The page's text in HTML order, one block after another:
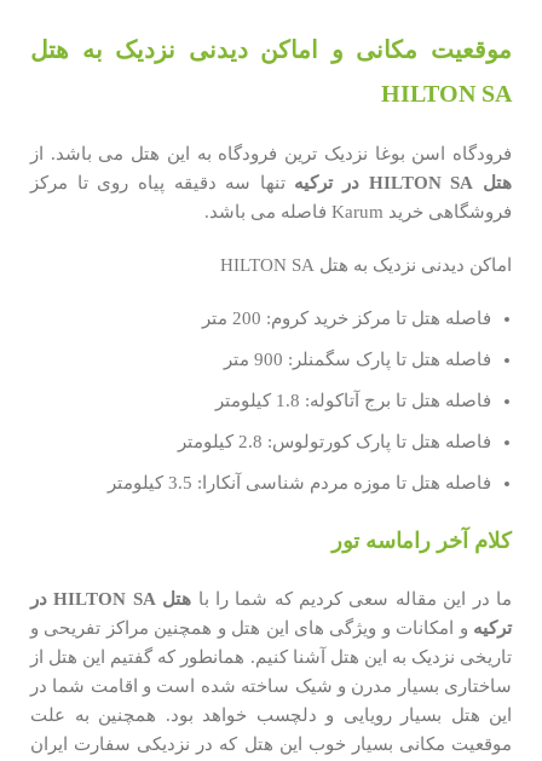
موقعیت مکانی و اماکن دیدنی نزدیک به هتل
HILTON SA
فرودگاه اسن بوغا نزدیک ترین فرودگاه به این هتل می باشد. از
هتل HILTON SA در ترکیه تنها سه دقیقه پیاه روی تا مرکز
فروشگاهی خرید Karum فاصله می باشد.
اماکن دیدنی نزدیک به هتل HILTON SA
فاصله هتل تا مرکز خرید کروم: 200 متر
فاصله هتل تا پارک سگمنلر: 900 متر
فاصله هتل تا برج آتاکوله: 1.8 کیلومتر
فاصله هتل تا پارک کورتولوس: 2.8 کیلومتر
فاصله هتل تا موزه مردم شناسی آنکارا: 3.5 کیلومتر
کلام آخر راماسه تور
ما در این مقاله سعی کردیم که شما را با هتل HILTON SAدر
ترکیه و امکانات و ویژگی های این هتل و همچنین مراکز تفریحی و
تاریخی نزدیک به این هتل آشنا کنیم. همانطور که گفتیم این هتل از
ساختاری بسیار مدرن و شیک ساخته شده است و اقامت شما در
این هتل بسیار رویایی و دلچسب خواهد بود. همچنین به علت
موقعیت مکانی بسیار خوب این هتل که در نزدیکی سفارت ایران